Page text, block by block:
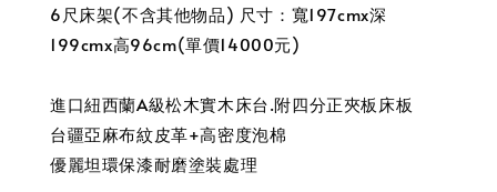
6尺床架(不含其他物品) 尺寸：寬197cmx深
199cmx高96cm(單價14000元)
進口紐西蘭A級松木實木床台.附四分正夾板床板
台疆亞麻布紋皮革+高密度泡棉
優麗坦環保漆耐磨塗裝處理